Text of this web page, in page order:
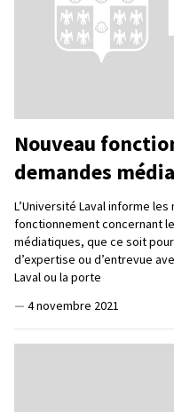
Nouveau
demandes
L’Université Laval informe
fonctionnement concernant
médiatiques, que ce soit
d’expertise ou d’entrevue
Laval ou la porte
— 4 novembre 2021